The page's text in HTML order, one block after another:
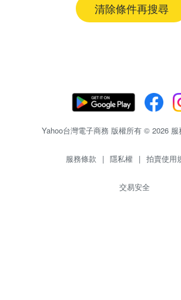
清除條件再搜尋
Yahoo台灣電子商務 版權所有 © 2026 服
服務條款 | 隱私權 | 拍賣使用
交易安全